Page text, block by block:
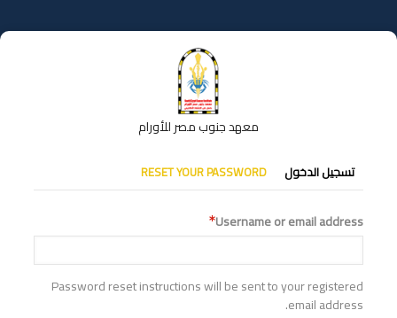
إلى
المحتوى
معهد جنوب مصر للأورام
التبويبات
الأساسية
تسجيل الدخول RESET YOUR PASSWORD
Username or email address
Password reset instructions will be sent to your registered
email address.